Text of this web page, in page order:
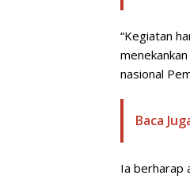
“Kegiatan
nasional
Baca
Ia berharap